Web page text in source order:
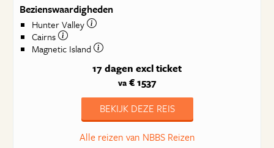
Bezienswaardigheden
Hunter Valley
Cairns
Magnetic Island
17 dagen excl ticket
va€ 1537
BEKIJK DEZE REIS
Alle reizen van NBBS Reizen